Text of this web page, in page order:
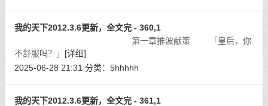
我的天下2012.3.6更新，全文完 - 360,1
第一章推波献策 「皇后，你
不舒服吗？」 [详细]
2025-06-28 21:31 分类： 5hhhhh
我的天下2012.3.6更新，全文完 - 361,1